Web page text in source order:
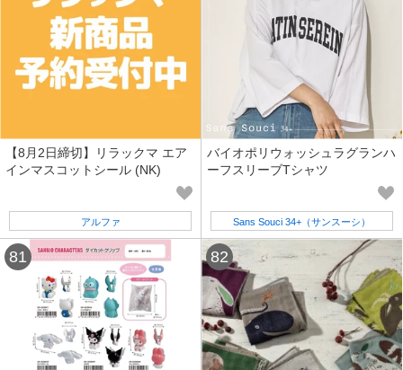
【8月2日締切】リラックマ エア
インマスコットシール (NK)
アルファ
バイオポリウォッシュラグランハ
ーフスリーブTシャツ
Sans Souci 34+（サンスーシ）